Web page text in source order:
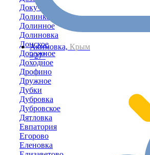
Акимовка, Крым
+27°
Докучаево
Долинка
Долинное
Долиновка
Донское
Дорожное
Доходное
Дрофино
Дружное
Дубки
Дубровка
Дубровское
Дятловка
Евпатория
Егорово
Еленовка